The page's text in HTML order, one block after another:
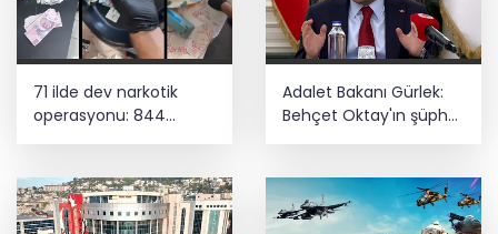
71 ilde dev narkotik
operasyonu: 844
Adalet Bakanı Gürlek:
Behçet Oktay'ın şüpheli
incelenecek